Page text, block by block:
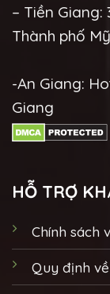
– Tiền Giang:
Thành phố
-An Giang:
Giang
HỖ TRỢ
Chính sách
Quy định